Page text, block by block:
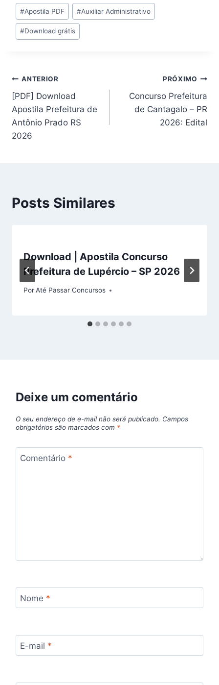
Tags
do
Post:
#Apostila PDF #Auxiliar Administrativo
#Download grátis
Navegação
de
Post
ANTERIOR
[PDF] Download
Apostila Prefeitura de
Antônio Prado RS
2026
PRÓXIMO
Concurso Prefeitura
de Cantagalo – PR
2026: Edital
Posts Similares
Download | Apostila Concurso
Prefeitura de Lupércio – SP 2026
PorAté Passar Concursos
Deixe um comentário
O seu endereço de e-mail não será publicado. Campos
obrigatórios são marcados com *
Comentário *
Nome *
E-mail *